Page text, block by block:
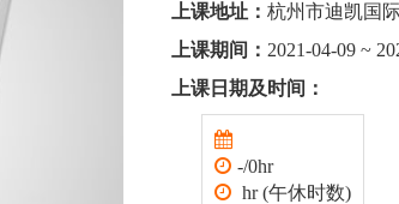
上课地址： 杭州市迪凯国
上课期间： 2021-04-09 ~
上课日期及时间：
-/0hr
hr (午休时数)